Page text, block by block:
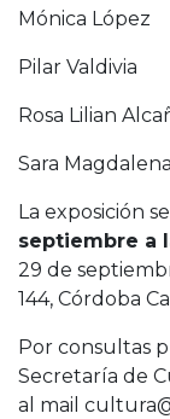
Mónica López
Pilar Valdivia
Rosa Lilian
Sara
La exposición
septiembre a
29 de
144, Córdoba
Por consultas
Secretaría de
al mail